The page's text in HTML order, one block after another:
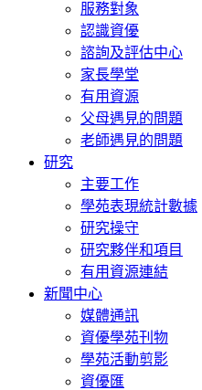
服務對象
認識資優
諮詢及評估中心
家長學堂
有用資源
父母遇見的問題
老師遇見的問題
研究
主要工作
學苑表現統計數據
研究操守
研究夥伴和項目
有用資源連結
新聞中心
媒體通訊
資優學苑刊物
學苑活動剪影
資優匯